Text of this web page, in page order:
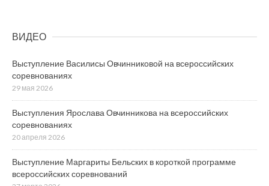
ВИДЕО
Выступление Василисы Овчинниковой на всероссийских
соревнованиях
29 мая 2026
Выступления Ярослава Овчинникова на всероссийских
соревнованиях
20 апреля 2026
Выступление Маргариты Бельских в короткой программе
всероссийских соревнований